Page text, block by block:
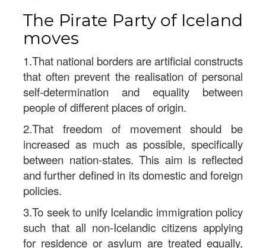
The Pirate Party of Iceland
moves
1.That national borders are artificial constructs
that often prevent the realisation of personal
self-determination and equality between
people of different places of origin.
2.That freedom of movement should be
increased as much as possible, specifically
between nation-states. This aim is reflected
and further defined in its domestic and foreign
policies.
3.To seek to unify Icelandic immigration policy
such that all non-Icelandic citizens applying
for residence or asylum are treated equally,